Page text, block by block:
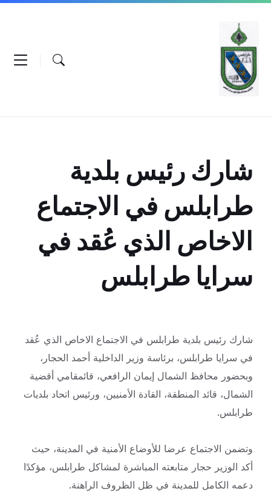
Skip
content
Skip
navigation
Skip
شارك رئيس بلدية
طرابلس في الاجتماع
الاخاص الذي عُقد في
سرايا طرابلس
شارك رئيس بلدية طرابلس في الاجتماع الاخاص الذي عُقد
في سرايا طرابلس، برئاسة وزير الداخلية أحمد الحجار،
وبحضور محافظ الشمال إيمان الرافعي، قائمقامي أقضية
الشمال، قائد المنطقة، القادة الأمنيين، ورئيس اتحاد بلديات
طرابلس.
وتضمن الاجتماع عرضا للأوضاع الأمنية في المدينة، حيث
أكد الوزير حجار متابعته المباشرة لمشاكل طرابلس، مؤكدًا
دعمه الكامل للمدينة في ظل الظروف الراهنة.